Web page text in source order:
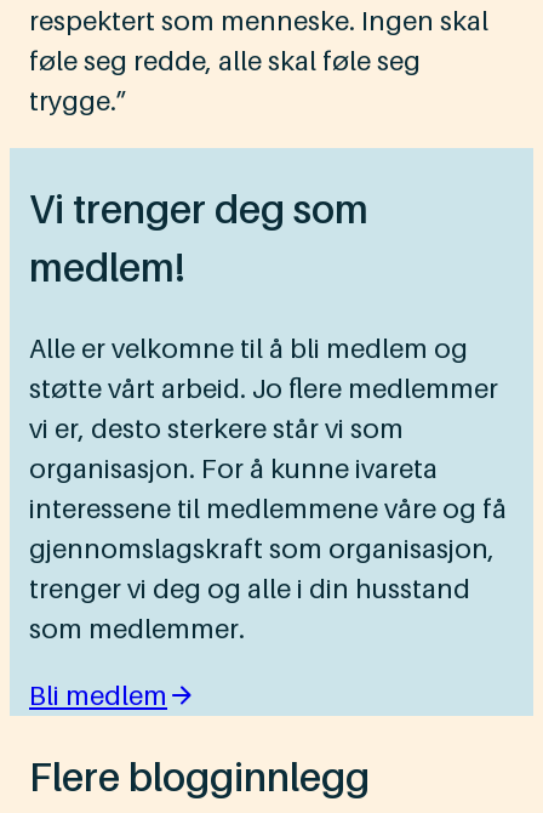
respektert som menneske. Ingen skal
føle seg redde, alle skal føle seg
trygge.”
Vi trenger deg som
medlem!
Alle er velkomne til å bli medlem og
støtte vårt arbeid. Jo flere medlemmer
vi er, desto sterkere står vi som
organisasjon. For å kunne ivareta
interessene til medlemmene våre og få
gjennomslagskraft som organisasjon,
trenger vi deg og alle i din husstand
som medlemmer.
Bli medlem
Flere blogginnlegg